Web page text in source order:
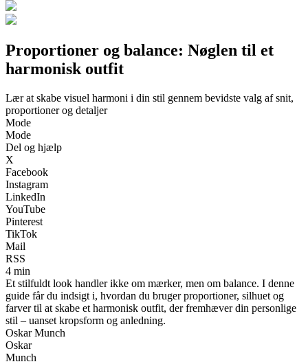
Proportioner og balance: Nøglen til et
harmonisk outfit
Lær at skabe visuel harmoni i din stil gennem bevidste valg af snit,
proportioner og detaljer
Mode
Mode
Del og hjælp
X
Facebook
Instagram
LinkedIn
YouTube
Pinterest
TikTok
Mail
RSS
4 min
Et stilfuldt look handler ikke om mærker, men om balance. I denne
guide får du indsigt i, hvordan du bruger proportioner, silhuet og
farver til at skabe et harmonisk outfit, der fremhæver din personlige
stil – uanset kropsform og anledning.
Oskar Munch
Oskar
Munch